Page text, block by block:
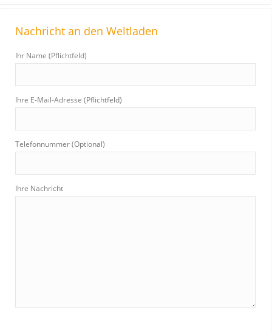
c
:
Nachricht an den Weltladen
Ihr Name (Pflichtfeld)
Ihre E-Mail-Adresse (Pflichtfeld)
Telefonnummer (Optional)
Ihre Nachricht